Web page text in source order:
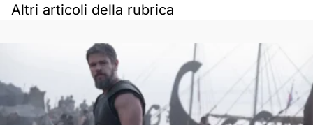
Altri articoli della rubrica